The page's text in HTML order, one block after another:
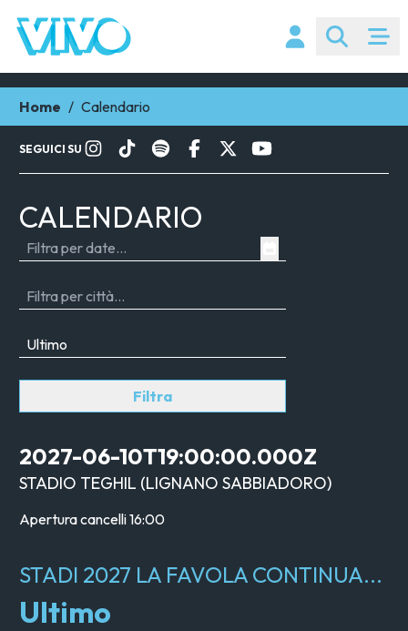
Home / Calendario
SEGUICI SU
CALENDARIO
Filtra
2027-06-10T19:00:00.000Z
STADIO TEGHIL (LIGNANO SABBIADORO)
Apertura cancelli16:00
STADI 2027 LA FAVOLA CONTINUA...
Ultimo